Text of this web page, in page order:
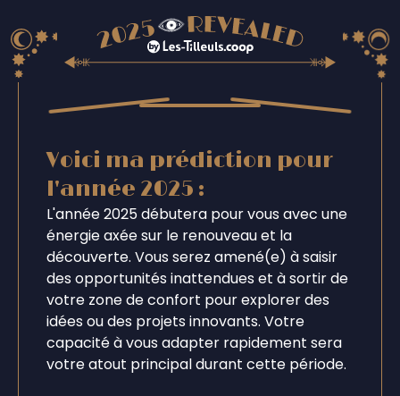
Voici ma prédiction pour
l'année 2025 :
L'année 2025 débutera pour vous avec une
énergie axée sur le renouveau et la
découverte. Vous serez amené(e) à saisir
des opportunités inattendues et à sortir de
votre zone de confort pour explorer des
idées ou des projets innovants. Votre
capacité à vous adapter rapidement sera
votre atout principal durant cette période.